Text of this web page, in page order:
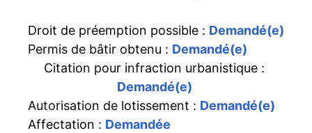
Droit de préemption possible : Demandé(e)
Permis de bâtir obtenu : Demandé(e)
Citation pour infraction urbanistique :
Demandé(e)
Autorisation de lotissement : Demandé(e)
Affectation : Demandée